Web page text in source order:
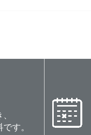
す。